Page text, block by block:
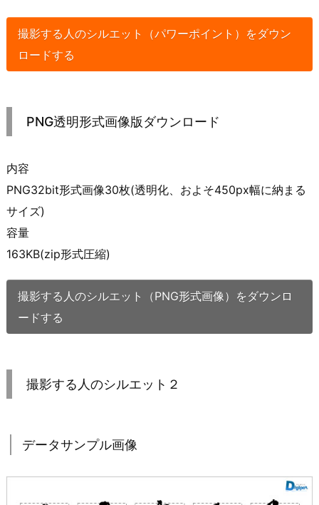
撮影する人のシルエット（パワーポイント）をダウン
ロードする
PNG透明形式画像版ダウンロード
内容
PNG32bit形式画像30枚(透明化、およそ450px幅に納まる
サイズ)
容量
163KB(zip形式圧縮)
撮影する人のシルエット（PNG形式画像）をダウンロ
ードする
撮影する人のシルエット２
データサンプル画像